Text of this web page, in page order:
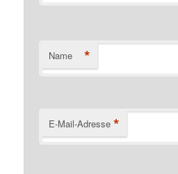
Name *
E-Mail-Adresse *